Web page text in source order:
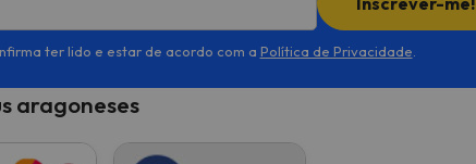
ter lido e estar de acordo com a Política de Privacidade.
aragoneses